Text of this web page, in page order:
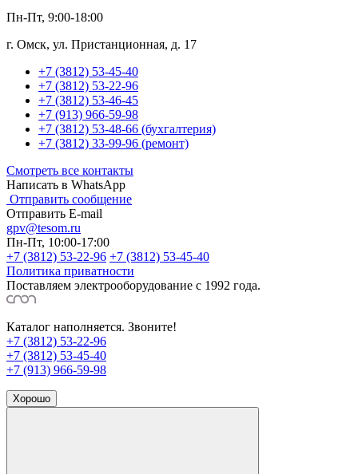
Пн-Пт, 9:00-18:00
г. Омск, ул. Пристанционная, д. 17
+7 (3812) 53-45-40
+7 (3812) 53-22-96
+7 (3812) 53-46-45
+7 (913) 966-59-98
+7 (3812) 53-48-66 (бухгалтерия)
+7 (3812) 33-99-96 (ремонт)
Смотреть все контакты
Написать в WhatsApp
Отправить сообщение
Отправить E-mail
gpv@tesom.ru
Пн-Пт, 10:00-17:00
+7 (3812) 53-22-96 +7 (3812) 53-45-40
Политика приватности
Поставляем электрооборудование с 1992 года.
Каталог наполняется. Звоните!
+7 (3812) 53-22-96
+7 (3812) 53-45-40
+7 (913) 966-59-98
Хорошо